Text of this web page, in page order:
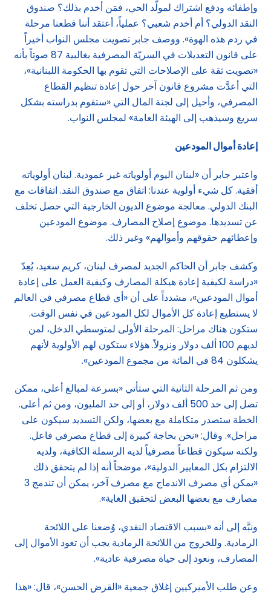
وإطفائه ودفع اشتراك لمولّد الحي، فمَن أخدم بذلك؟ صندوق
النقد الدولي؟ أم أخدم شعبي؟ عملياً، أعتقد أننا قطعنا مرحلة
في ردم هذه الهوة». ووصف جابر تصويت مجلس النواب أخيراً
على قانون التعديلات في السريّة المصرفية بغالبية 87 صوتاً بأنه
«تصويت ثقة على الإصلاحات التي تقوم بها الحكومة اللبنانية»،
التي أعدَّت مشروع قانون آخر حول إعادة تنظيم القطاع
المصرفي، وأحيل إلى لجنة المال التي «ستقوم بدراسته بشكل
سريع وسيذهب إلى الهيئة العامة» لمجلس النواب.
إعادة أموال المودعين
واعتبر جابر أن «لبنان اليوم أولوياته غير عمودية. لبنان أولوياته
أفقية. كل شيء أولوية عندنا: اتفاق مع صندوق النقد. اتفاقات مع
البنك الدولي. معالجة موضوع الديون الخارجية التي حصل تخلف
عن تسديدها. موضوع إصلاح المصارف. موضوع المودعين
وإعطائهم حقوقهم وأموالهم» وغير ذلك.
وكشف جابر أن الحاكم الجديد لمصرف لبنان، كريم سعيد، يُعِدّ
«دراسة لكيفية إعادة هيكلة المصارف وكيفية العمل على إعادة
أموال المودعين»، مشدداً على أن «أي قطاع مصرفي في العالم
لا يستطيع إعادة كل الأموال لكل المودعين في نفس الوقت.
ستكون هناك مراحل: المرحلة الأولى لمتوسطي الدخل، لمن
لديهم 100 ألف دولار ونزولاً. هؤلاء ستكون لهم الأولوية لأنهم
يشكلون 84 في المائة من مجموع المودعين».
ومن ثم المرحلة الثانية التي ستأتي «بسرعة لمبالغ أعلى، ممكن
تصل إلى حد 500 ألف دولار، أو إلى حد المليون، ومن ثم أعلى.
الخطة ستصدر متكاملة مع بعضها، ولكن التسديد سيكون على
مراحل». وقال: «نحن بحاجة كبيرة إلى قطاع مصرفي فاعل.
ولكنه سيكون قطاعاً مصرفياً لديه الرسملة الكافية، ولديه
الالتزام بكل المعايير الدولية»، موضحاً أنه إذا لم يتحقق ذلك
«يمكن أي مصرف الاندماج مع مصرف آخر، يمكن أن تندمج 3
مصارف مع بعضها البعض لتحقيق الغاية».
ونبَّه إلى أنه «بسبب الاقتصاد النقدي، وُضعنا على اللائحة
الرمادية. وللخروج من اللائحة الرمادية يجب أن تعود الأموال إلى
المصارف، ونعود إلى حياة مصرفية عادية».
وعن طلب الأميركيين إغلاق جمعية «القرض الحسن»، قال: «هذا